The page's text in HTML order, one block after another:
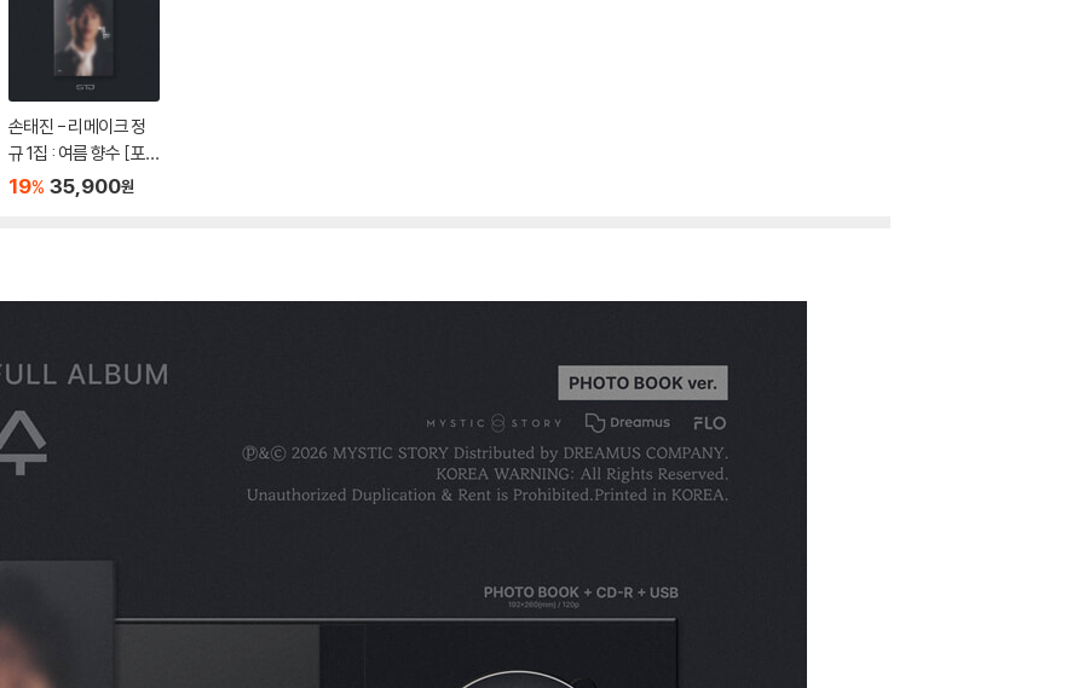
손태진 - 리메이크 정
규 1집 : 여름 향수 [포
토북 ver.]
19% 35,900원